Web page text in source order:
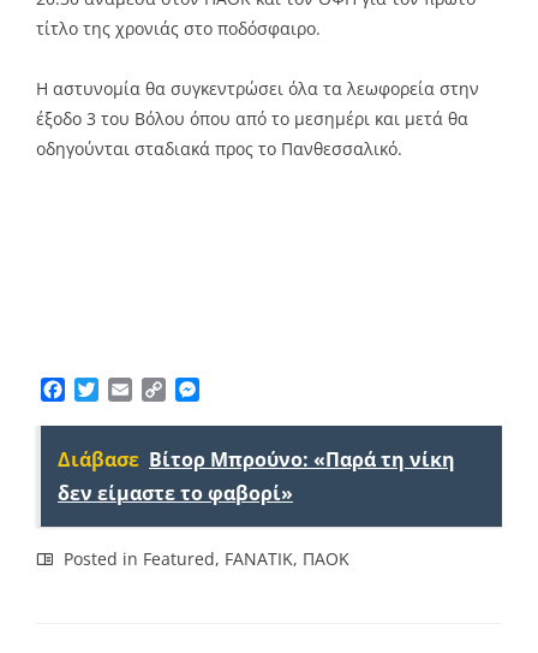
τίτλο της χρονιάς στο ποδόσφαιρο.
Η αστυνομία θα συγκεντρώσει όλα τα λεωφορεία στην
έξοδο 3 του Βόλου όπου από το μεσημέρι και μετά θα
οδηγούνται σταδιακά προς το Πανθεσσαλικό.
Facebook
TwitterEmailCopy
Διάβασε Βίτορ Μπρούνο: «Παρά τη νίκη
δεν είμαστε το φαβορί»
Posted in Featured, FANATIK, ΠΑΟΚ